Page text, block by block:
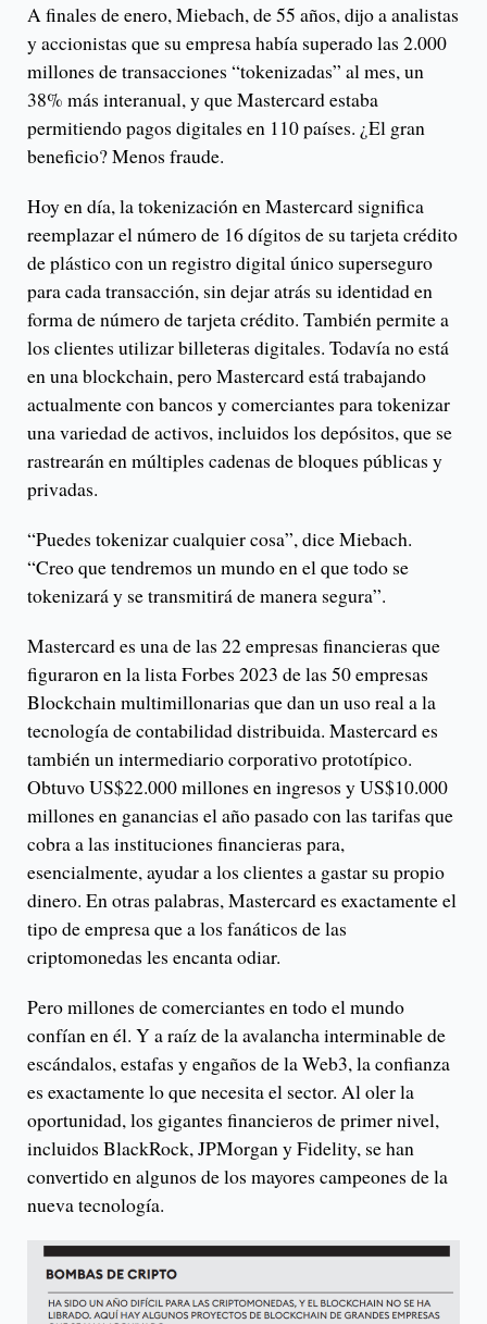
A finales de enero, Miebach, de 55 años, dijo a analistas
y accionistas que su empresa había superado las 2.000
millones de transacciones “tokenizadas” al mes, un
38% más interanual, y que Mastercard estaba
permitiendo pagos digitales en 110 países. ¿El gran
beneficio? Menos fraude.
Hoy en día, la tokenización en Mastercard significa
reemplazar el número de 16 dígitos de su tarjeta crédito
de plástico con un registro digital único superseguro
para cada transacción, sin dejar atrás su identidad en
forma de número de tarjeta crédito. También permite a
los clientes utilizar billeteras digitales. Todavía no está
en una blockchain, pero Mastercard está trabajando
actualmente con bancos y comerciantes para tokenizar
una variedad de activos, incluidos los depósitos, que se
rastrearán en múltiples cadenas de bloques públicas y
privadas.
“Puedes tokenizar cualquier cosa”, dice Miebach.
“Creo que tendremos un mundo en el que todo se
tokenizará y se transmitirá de manera segura”.
Mastercard es una de las 22 empresas financieras que
figuraron en la lista Forbes 2023 de las 50 empresas
Blockchain multimillonarias que dan un uso real a la
tecnología de contabilidad distribuida. Mastercard es
también un intermediario corporativo prototípico.
Obtuvo US$22.000 millones en ingresos y US$10.000
millones en ganancias el año pasado con las tarifas que
cobra a las instituciones financieras para,
esencialmente, ayudar a los clientes a gastar su propio
dinero. En otras palabras, Mastercard es exactamente el
tipo de empresa que a los fanáticos de las
criptomonedas les encanta odiar.
Pero millones de comerciantes en todo el mundo
confían en él. Y a raíz de la avalancha interminable de
escándalos, estafas y engaños de la Web3, la confianza
es exactamente lo que necesita el sector. Al oler la
oportunidad, los gigantes financieros de primer nivel,
incluidos BlackRock, JPMorgan y Fidelity, se han
convertido en algunos de los mayores campeones de la
nueva tecnología.